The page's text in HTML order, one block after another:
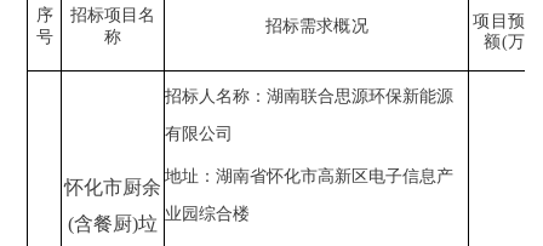
序
号
招标项目名
称
招标需求概况
项目预
额(万
怀化市厨余
(含餐厨)垃
招标人名称：湖南联合思源环保新能源
有限公司
地址：湖南省怀化市高新区电子信息产
业园综合楼